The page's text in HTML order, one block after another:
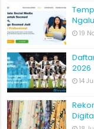
19
2026
14